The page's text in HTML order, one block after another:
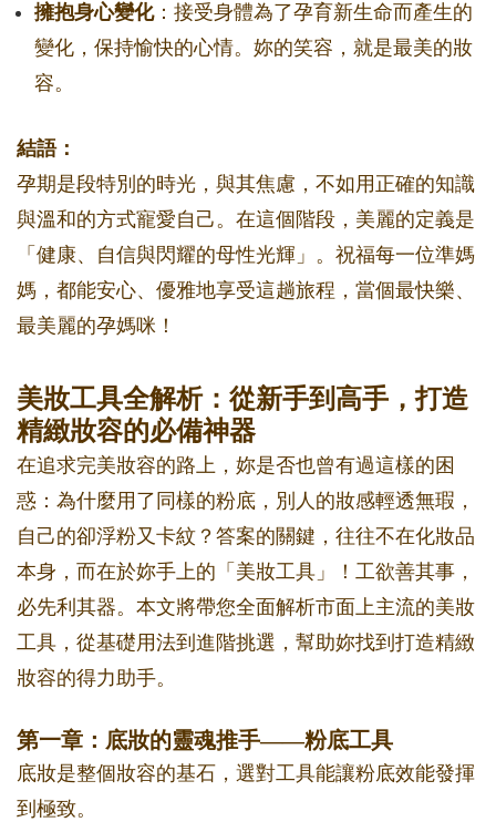
擁抱身心變化：接受身體為了孕育新生命而產生的
變化，保持愉快的心情。妳的笑容，就是最美的妝
容。
結語：
孕期是段特別的時光，與其焦慮，不如用正確的知識
與溫和的方式寵愛自己。在這個階段，美麗的定義是
「健康、自信與閃耀的母性光輝」。祝福每一位準媽
媽，都能安心、優雅地享受這趟旅程，當個最快樂、
最美麗的孕媽咪！
美妝工具全解析：從新手到高手，打造
精緻妝容的必備神器
在追求完美妝容的路上，妳是否也曾有過這樣的困
惑：為什麼用了同樣的粉底，別人的妝感輕透無瑕，
自己的卻浮粉又卡紋？答案的關鍵，往往不在化妝品
本身，而在於妳手上的「美妝工具」！工欲善其事，
必先利其器。本文將帶您全面解析市面上主流的美妝
工具，從基礎用法到進階挑選，幫助妳找到打造精緻
妝容的得力助手。
第一章：底妝的靈魂推手——粉底工具
底妝是整個妝容的基石，選對工具能讓粉底效能發揮
到極致。